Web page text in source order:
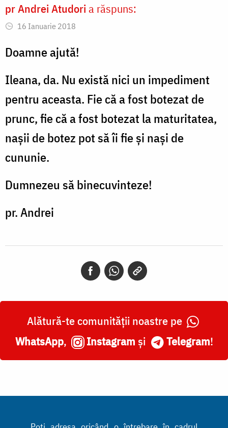
pr Andrei Atudori a răspuns:
16 Ianuarie 2018
Doamne ajută!
Ileana, da. Nu există nici un impediment
pentru aceasta. Fie că a fost botezat de
prunc, fie că a fost botezat la maturitatea,
nașii de botez pot să îi fie și nași de
cununie.
Dumnezeu să binecuvinteze!
pr. Andrei
Alătură-te comunității noastre pe
WhatsApp, Instagram și Telegram!